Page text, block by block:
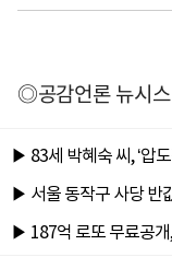
◎공감언론 뉴시스